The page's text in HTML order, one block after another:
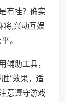
有挂？确实
将,兴动互娱
。
辅助工具，
”效果，适
意遵守游戏